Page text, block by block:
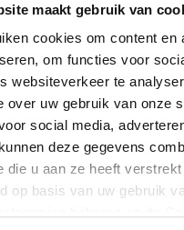
maakt gebruik van
cookies om content en
om functies voor
websiteverkeer te
over uw gebruik van onze
social media,
deze gegevens
die u aan ze heeft
op basis van uw gebruik
VRAGEN